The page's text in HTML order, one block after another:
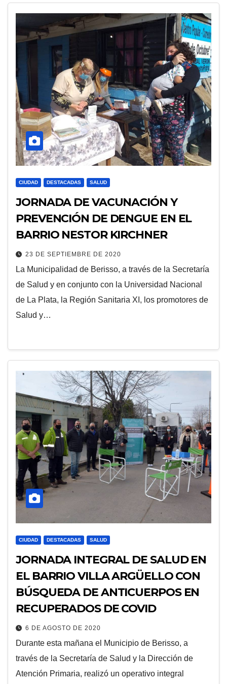
CIUDAD DESTACADAS SALUD
JORNADA DE VACUNACIÓN Y
PREVENCIÓN DE DENGUE EN EL
BARRIO NESTOR KIRCHNER
23 DE SEPTIEMBRE DE 2020
La Municipalidad de Berisso, a través de la Secretaría
de Salud y en conjunto con la Universidad Nacional
de La Plata, la Región Sanitaria XI, los promotores de
Salud y…
CIUDAD DESTACADAS SALUD
JORNADA INTEGRAL DE SALUD EN
EL BARRIO VILLA ARGÜELLO CON
BÚSQUEDA DE ANTICUERPOS EN
RECUPERADOS DE COVID
6 DE AGOSTO DE 2020
Durante esta mañana el Municipio de Berisso, a
través de la Secretaría de Salud y la Dirección de
Atención Primaria, realizó un operativo integral